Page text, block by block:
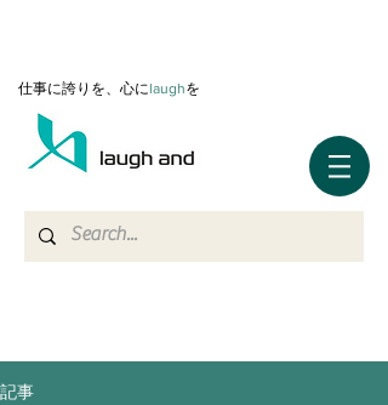
仕事に誇りを、心にlaughを
記事